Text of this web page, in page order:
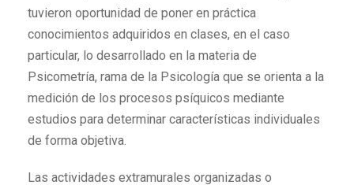
tuvieron oportunidad de poner en práctica
conocimientos adquiridos en clases, en el caso
particular, lo desarrollado en la materia de
Psicometría, rama de la Psicología que se orienta a la
medición de los procesos psíquicos mediante
estudios para determinar características individuales
de forma objetiva.
Las actividades extramurales organizadas o